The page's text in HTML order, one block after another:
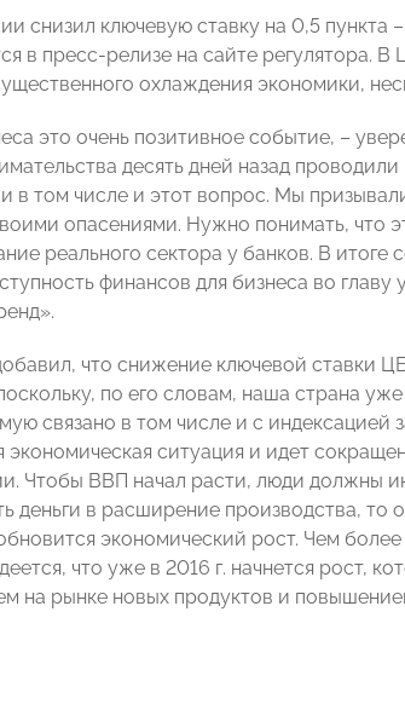
снизил ключевую ставку на 0,5 пункта
в пресс-релизе на сайте регулятора.
охлаждения экономики,
это очень позитивное событие, –
десять дней назад
в том числе и этот вопрос. Мы
опасениями. Нужно понимать, что
реального сектора у банков. В
финансов для бизнеса во
что снижение ключевой ставки
по его словам, наша страна
связано в том числе и с
экономическая ситуация и идет
Чтобы ВВП начал расти, люди должны
деньги в расширение производства, то
экономический рост. Чем
что уже в 2016 г. начнется рост,
на рынке новых продуктов и